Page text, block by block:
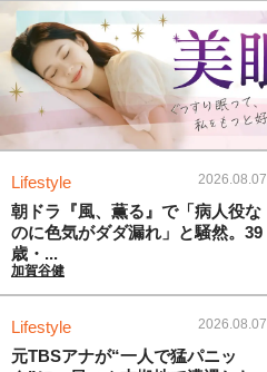
Lifestyle 2026.08.07
朝ドラ『風、薫る』で「病人役な
のに色気がダダ漏れ」と騒然。39
歳・...
加賀谷健
Lifestyle 2026.08.07
元TBSアナが“一人で猛パニッ